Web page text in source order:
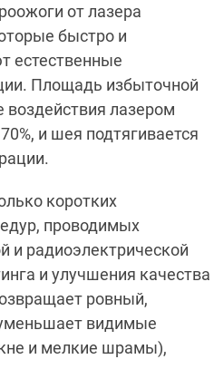
от лазера
быстро и
естественные
Площадь избыточной
воздействия лазером
и шея подтягивается
коротких
проводимых
и радиоэлектрической
и улучшения качества
ровный,
видимые
и мелкие шрамы),